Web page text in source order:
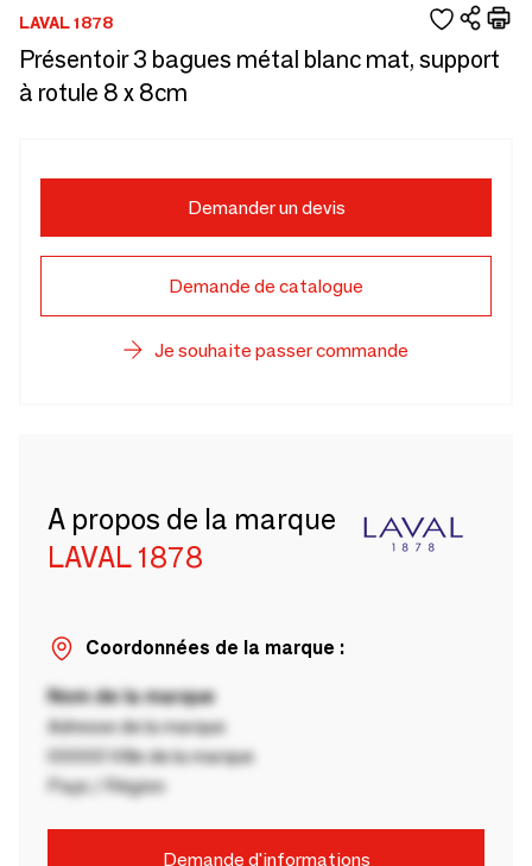
LAVAL 1878
Présentoir 3 bagues métal blanc mat, support
à rotule 8 x 8cm
Demander un devis
Demande de catalogue
Je souhaite passer commande
A propos de la marque
LAVAL 1878
Coordonnées de la marque :
Nom de la marque
Adresse de la marque
00000 Ville de la marque
Pays / Région
Demande d'informations